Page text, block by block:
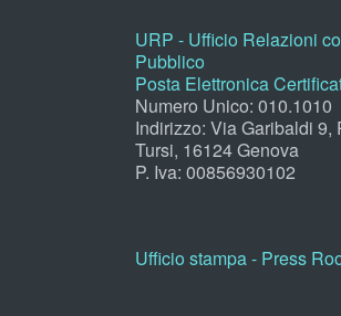
URP - Ufficio Relazioni
Pubblico
Posta Elettronica
Numero Unico: 010.1010
Indirizzo: Via Garibaldi 9,
Tursi, 16124 Genova
P. Iva: 00856930102
Ufficio stampa - Press